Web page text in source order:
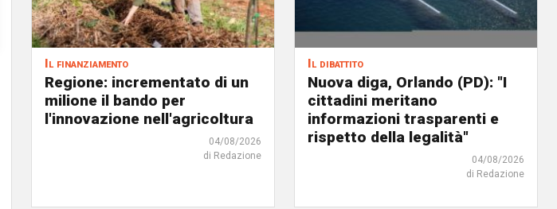
Il finanziamento
Regione: incrementato di un
milione il bando per
l'innovazione nell'agricoltura
04/08/2026
di Redazione
Il dibattito
Nuova diga, Orlando (PD): "I
cittadini meritano
informazioni trasparenti e
rispetto della legalità"
04/08/2026
di Redazione